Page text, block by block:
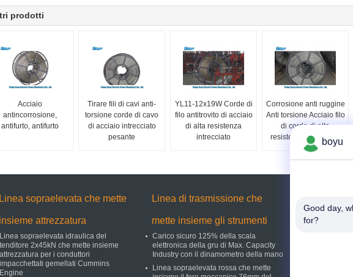
prodotti
Acciaio
antincorrosione,
antifurto, antifurto
Tirare fili di cavi anti-
torsione corde di cavo
di acciaio intrecciato
pesante
YL11-12x19W Corde di
filo antitrovito di acciaio
di alta resistenza
intrecciato
Corrosione anti ruggine
Anti torsione Acciaio filo
di corda di alta
resistenza intrecciato
Linea sopraelevata che mette
insieme attrezzatura
Linea sopraelevata idraulica del
tenditore 2x45kN che mette insieme
attrezzatura per i conduttori
impacchettati gemellati Cummins
Engine
Linea di trasmissione che
mette insieme gli strumenti
Carico sicuro 125% della scala
elettronica della gru di Max. Capacity
Industry con il dinamometro della mano
Linea sopraelevata rossa che mette
boyu
Good day,
for?